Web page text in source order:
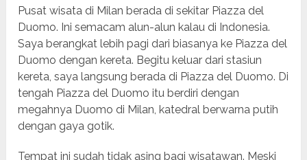
Pusat wisata di Milan berada di sekitar Piazza del
Duomo. Ini semacam alun-alun kalau di Indonesia.
Saya berangkat lebih pagi dari biasanya ke Piazza del
Duomo dengan kereta. Begitu keluar dari stasiun
kereta, saya langsung berada di Piazza del Duomo. Di
tengah Piazza del Duomo itu berdiri dengan
megahnya Duomo di Milan, katedral berwarna putih
dengan gaya gotik.
Tempat ini sudah tidak asing bagi wisatawan. Meski